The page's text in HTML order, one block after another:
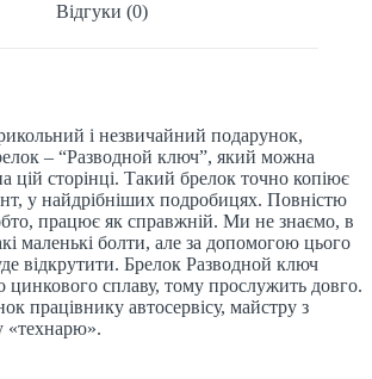
Відгуки (0)
і незвичайний подарунок,
– “Разводной ключ”, який можна
цій сторінці. Такий брелок точно копіює
у найдрібніших подробицях. Повністю
працює як справжній. Ми не знаємо, в
маленькі болти, але за допомогою цього
відкрутити. Брелок Разводной ключ
цинкового сплаву, тому прослужить довго.
працівнику автосервісу, майстру з
«технарю».